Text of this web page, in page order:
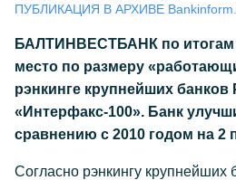
ПУБЛИКАЦИЯ В АРХИВЕ
БАЛТИНВЕСТБАНК по итогам
место по размеру
рэнкинге крупнейших банков
«Интерфакс-100». Банк
сравнению с 2010 годом на 2
Согласно рэнкингу крупнейших